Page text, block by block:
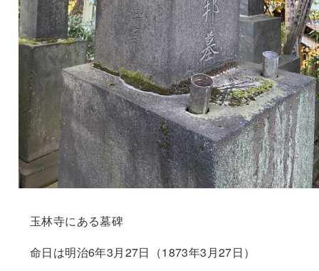
玉林寺にある墓碑
命日は明治6年3月27日（1873年3月27日）